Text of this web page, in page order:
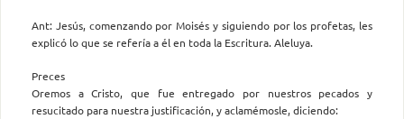
Ant: Jesús, comenzando por Moisés y siguiendo por los profetas, les
explicó lo que se refería a él en toda la Escritura. Aleluya.
Preces
Oremos a Cristo, que fue entregado por nuestros pecados y
resucitado para nuestra justificación, y aclamémosle, diciendo: